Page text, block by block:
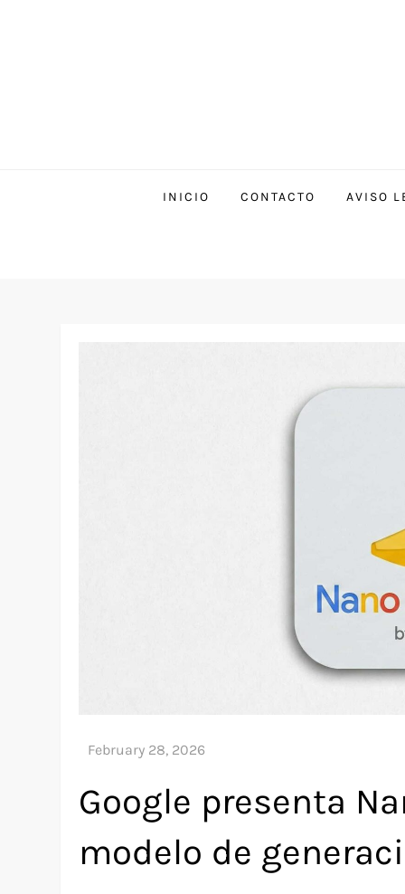
INICIO CONTACTO AVISO
Google presenta
modelo de